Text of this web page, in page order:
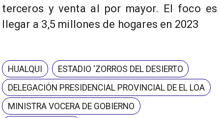
terceros y venta al por mayor. El foco es
llegar a 3,5 millones de hogares en 2023
HUALQUI
ESTADIO 'ZORROS DEL DESIERTO
DELEGACIÓN PRESIDENCIAL PROVINCIAL DE EL LOA
MINISTRA VOCERA DE GOBIERNO